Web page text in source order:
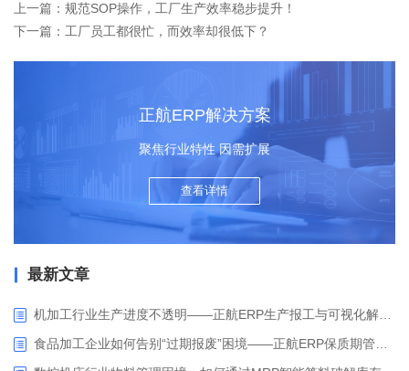
上一篇：规范SOP操作，工厂生产效率稳步提升！
下一篇：工厂员工都很忙，而效率却很低下？
正航ERP解决方案
聚焦行业特性 因需扩展
查看详情
最新文章